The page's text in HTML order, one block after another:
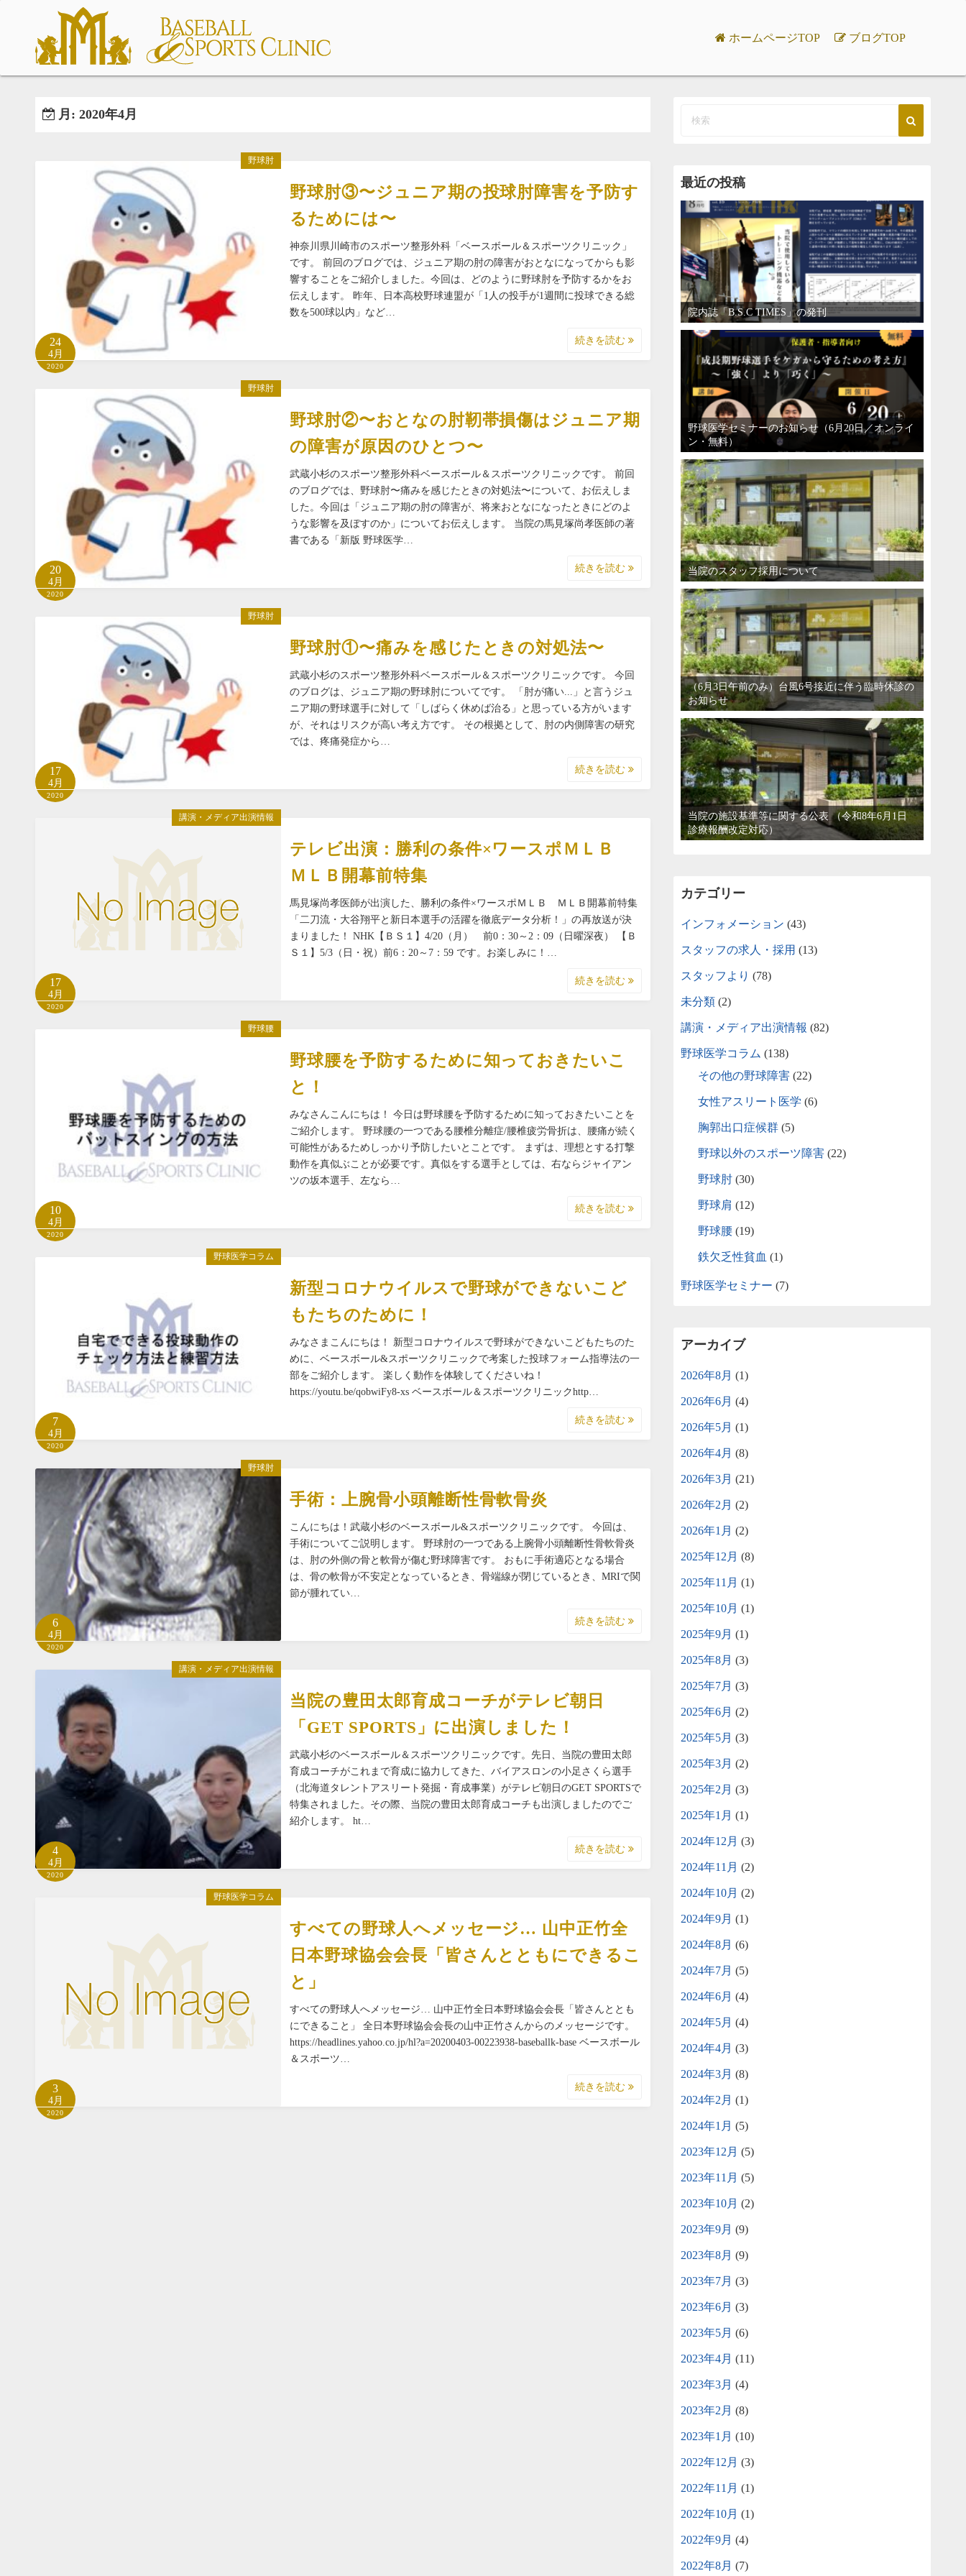
ホームページTOP ブログTOP
月: 2020年4月
野球肘
24
4月
2020
野球肘③〜ジュニア期の投球肘障害を予防す
るためには〜
神奈川県川崎市のスポーツ整形外科「ベースボール＆スポーツクリニック」
です。 前回のブログでは、ジュニア期の肘の障害がおとなになってからも影
響することをご紹介しました。今回は、どのように野球肘を予防するかをお
伝えします。 昨年、日本高校野球連盟が「1人の投手が1週間に投球できる総
数を500球以内」など…
続きを読む
野球肘
20
4月
2020
野球肘②〜おとなの肘靭帯損傷はジュニア期
の障害が原因のひとつ〜
武蔵小杉のスポーツ整形外科ベースボール＆スポーツクリニックです。 前回
のブログでは、野球肘〜痛みを感じたときの対処法〜について、お伝えしま
した。今回は「ジュニア期の肘の障害が、将来おとなになったときにどのよ
うな影響を及ぼすのか」についてお伝えします。 当院の馬見塚尚孝医師の著
書である「新版 野球医学…
続きを読む
野球肘
17
4月
2020
野球肘①〜痛みを感じたときの対処法〜
武蔵小杉のスポーツ整形外科ベースボール＆スポーツクリニックです。 今回
のブログは、ジュニア期の野球肘についてです。 「肘が痛い...」と言うジュ
ニア期の野球選手に対して「しばらく休めば治る」と思っている方がいます
が、それはリスクが高い考え方です。 その根拠として、肘の内側障害の研究
では、疼痛発症から…
続きを読む
講演・メディア出演情報
17
4月
2020
テレビ出演：勝利の条件×ワースポＭＬＢ
ＭＬＢ開幕前特集
馬見塚尚孝医師が出演した、勝利の条件×ワースポＭＬＢ ＭＬＢ開幕前特集
「二刀流・大谷翔平と新日本選手の活躍を徹底データ分析！」の再放送が決
まりました！ NHK【ＢＳ１】4/20（月） 前0：30～2：09（日曜深夜） 【Ｂ
Ｓ１】5/3（日・祝）前6：20～7：59 です。お楽しみに！…
続きを読む
野球腰
10
4月
2020
野球腰を予防するために知っておきたいこ
と！
みなさんこんにちは！ 今日は野球腰を予防するために知っておきたいことを
ご紹介します。 野球腰の一つである腰椎分離症/腰椎疲労骨折は、腰痛が続く
可能性があるためしっかり予防したいとことです。 まずは、理想とする打撃
動作を真似ぶことが必要です。真似をする選手としては、右ならジャイアン
ツの坂本選手、左なら…
続きを読む
野球医学コラム
7
4月
2020
新型コロナウイルスで野球ができないこど
もたちのために！
みなさまこんにちは！ 新型コロナウイルスで野球ができないこどもたちのた
めに、ベースボール&スポーツクリニックで考案した投球フォーム指導法の一
部をご紹介します。 楽しく動作を体験してくださいね！
https://youtu.be/qobwiFy8-xs ベースボール＆スポーツクリニックhttp…
続きを読む
野球肘
6
4月
2020
手術：上腕骨小頭離断性骨軟骨炎
こんにちは！武蔵小杉のベースボール&スポーツクリニックです。 今回は、
手術についてご説明します。 野球肘の一つである上腕骨小頭離断性骨軟骨炎
は、肘の外側の骨と軟骨が傷む野球障害です。 おもに手術適応となる場合
は、骨の軟骨が不安定となっているとき、骨端線が閉じているとき、MRIで関
節が腫れてい…
続きを読む
講演・メディア出演情報
4
4月
2020
当院の豊田太郎育成コーチがテレビ朝日
「GET SPORTS」に出演しました！
武蔵小杉のベースボール＆スポーツクリニックです。先日、当院の豊田太郎
育成コーチがこれまで育成に協力してきた、バイアスロンの小足さくら選手
（北海道タレントアスリート発掘・育成事業）がテレビ朝日のGET SPORTSで
特集されました。その際、当院の豊田太郎育成コーチも出演しましたのでご
紹介します。 ht…
続きを読む
野球医学コラム
3
4月
2020
すべての野球人へメッセージ… 山中正竹全
日本野球協会会長「皆さんとともにできるこ
と」
すべての野球人へメッセージ… 山中正竹全日本野球協会会長「皆さんととも
にできること」 全日本野球協会会長の山中正竹さんからのメッセージです。
https://headlines.yahoo.co.jp/hl?a=20200403-00223938-baseballk-base ベースボール
＆スポーツ…
続きを読む
最近の投稿
院内誌「B.S.C TIMES」の発刊
野球医学セミナーのお知らせ（6月20日／オンライ
ン・無料）
当院のスタッフ採用について
（6月3日午前のみ）台風6号接近に伴う臨時休診の
お知らせ
当院の施設基準等に関する公表 （令和8年6月1日
診療報酬改定対応）
カテゴリー
インフォメーション (43)
スタッフの求人・採用 (13)
スタッフより (78)
未分類 (2)
講演・メディア出演情報 (82)
野球医学コラム (138)
その他の野球障害 (22)
女性アスリート医学 (6)
胸郭出口症候群 (5)
野球以外のスポーツ障害 (22)
野球肘 (30)
野球肩 (12)
野球腰 (19)
鉄欠乏性貧血 (1)
野球医学セミナー (7)
アーカイブ
2026年8月 (1)
2026年6月 (4)
2026年5月 (1)
2026年4月 (8)
2026年3月 (21)
2026年2月 (2)
2026年1月 (2)
2025年12月 (8)
2025年11月 (1)
2025年10月 (1)
2025年9月 (1)
2025年8月 (3)
2025年7月 (3)
2025年6月 (2)
2025年5月 (3)
2025年3月 (2)
2025年2月 (3)
2025年1月 (1)
2024年12月 (3)
2024年11月 (2)
2024年10月 (2)
2024年9月 (1)
2024年8月 (6)
2024年7月 (5)
2024年6月 (4)
2024年5月 (4)
2024年4月 (3)
2024年3月 (8)
2024年2月 (1)
2024年1月 (5)
2023年12月 (5)
2023年11月 (5)
2023年10月 (2)
2023年9月 (9)
2023年8月 (9)
2023年7月 (3)
2023年6月 (3)
2023年5月 (6)
2023年4月 (11)
2023年3月 (4)
2023年2月 (8)
2023年1月 (10)
2022年12月 (3)
2022年11月 (1)
2022年10月 (1)
2022年9月 (4)
2022年8月 (7)